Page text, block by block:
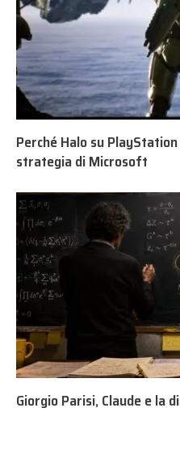
Perché Halo su
strategia di Microsoft
Giorgio Parisi, Claude e la